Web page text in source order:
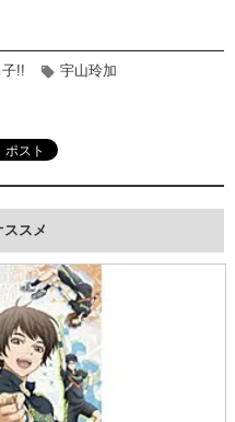
!! 宇山玲加
ススメ